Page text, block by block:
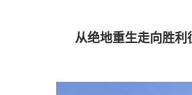
从绝地重生走向胜利